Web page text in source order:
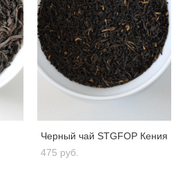
Черный чай STGFOP Кения
475 pуб.